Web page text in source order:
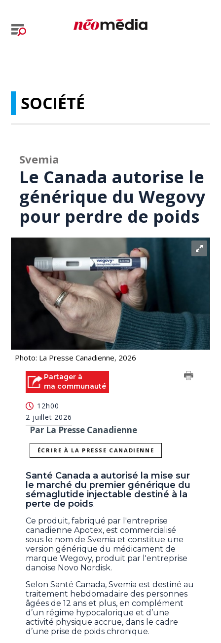
SOCIÉTÉ
Svemia
Le Canada autorise le
générique du Wegovy
pour perdre de poids
Photo: La Presse Canadienne, 2026
Partager à
ma communauté
12h00
2 juillet 2026
Par La Presse Canadienne
ÉCRIRE À LA PRESSE CANADIENNE
Santé Canada a autorisé la mise sur
le marché du premier générique du
sémaglutide injectable destiné à la
perte de poids.
Ce produit, fabriqué par l'entreprise
canadienne Apotex, est commercialisé
sous le nom de Svemia et constitue une
version générique du médicament de
marque Wegovy, produit par l'entreprise
danoise Novo Nordisk.
Selon Santé Canada, Svemia est destiné au
traitement hebdomadaire des personnes
âgées de 12 ans et plus, en complément
d’un régime hypocalorique et d’une
activité physique accrue, dans le cadre
d’une prise de poids chronique.